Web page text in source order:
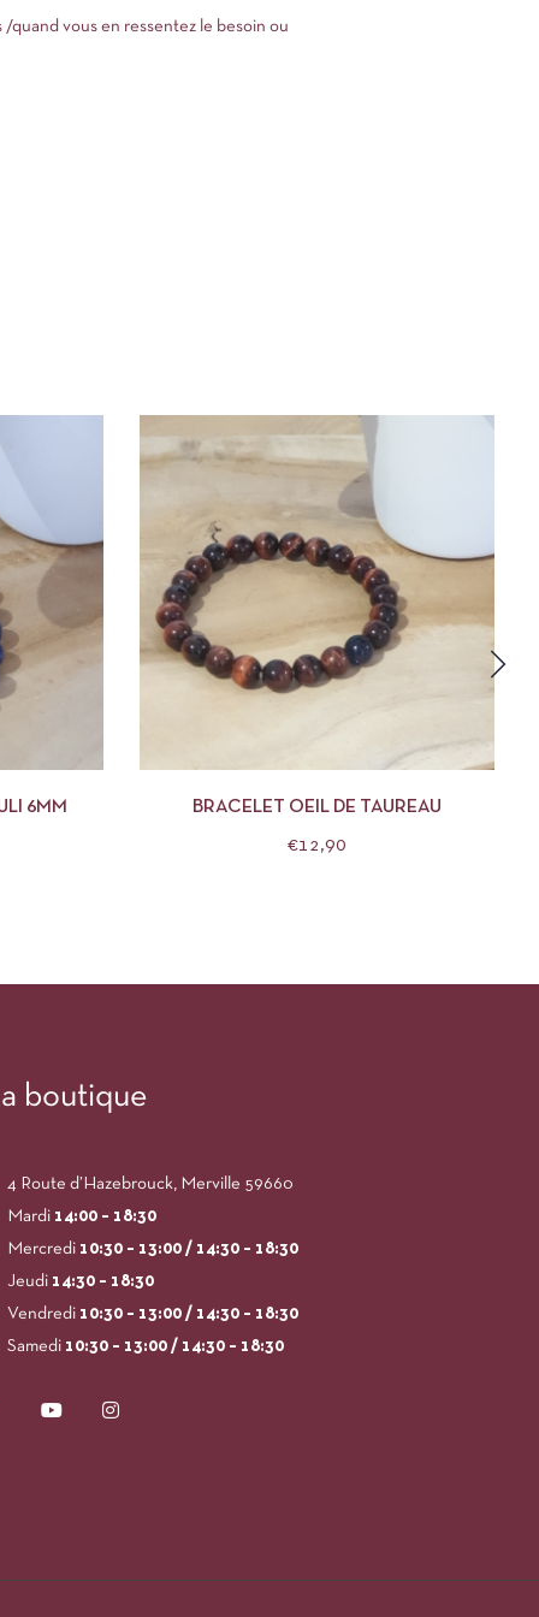
quand vous en ressentez le besoin ou
6MM
AJOUTER AU PANIER
BRACELET OEIL DE TAUREAU
€12,90
boutique
4 Route d’Hazebrouck, Merville 59660
Mardi 14:00– 18:30
Mercredi 10:30 – 13:00 / 14:30 – 18:30
Jeudi 14:30 – 18:30
Vendredi10:30 – 13:00 / 14:30 – 18:30
Samedi 10:30 – 13:00 / 14:30 – 18:30